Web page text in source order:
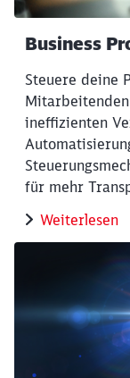
Business
Steuere deine
ineffizienten
für mehr
Weiterlesen